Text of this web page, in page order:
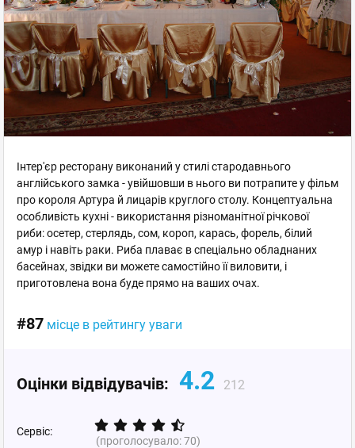
Інтер'єр ресторану виконаний у стилі стародавнього
англійського замка - увійшовши в нього ви потрапите у фільм
про короля Артура й лицарів круглого столу. Концептуальна
особливість кухні - використання різноманітної річкової
риби: осетер, стерлядь, сом, короп, карась, форель, білий
амур і навіть раки. Риба плаває в спеціально обладнаних
басейнах, звідки ви можете самостійно її виловити, і
приготовлена вона буде прямо на ваших очах.
#87 місце в рейтингу уваги
Оцінки відвідувачів: 4.2 212
Сервіс:
(проголосувало:70)